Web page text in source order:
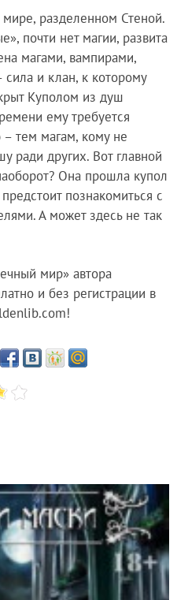
мире, разделенном Стеной.
почти нет магии, развита
магами, вампирами,
сила и клан, к которому
Куполом из душ
ему требуется
– тем магам, кому не
ради других. Вот главной
Она прошла купол
познакомиться с
А может здесь не так
мир» автора
и без регистрации в